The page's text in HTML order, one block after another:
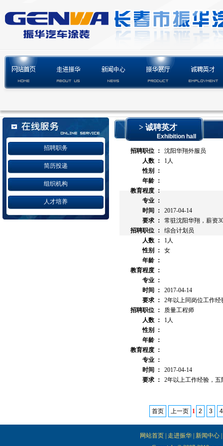
招聘职务
简历投递
组织机构
人才培养
> 诚聘英才
Exhibition hall
招聘职位 ：
沈阳华翔外服员
人数 ：
1人
性别 ：
年龄 ：
教育程度 ：
专业 ：
时间 ：
2017-04-14
要求 ：
常驻沈阳华翔，薪资
招聘职位 ：
综合计划员
人数 ：
1人
性别 ：
女
年龄 ：
教育程度 ：
专业 ：
时间 ：
2017-04-14
要求 ：
2年以上同岗位工作经
招聘职位 ：
质量工程师
人数 ：
1人
性别 ：
年龄 ：
教育程度 ：
专业 ：
时间 ：
2017-04-14
要求 ：
2年以上工作经验，五
首页 上一页 1 2 3 4
网站首页 走进振华 新闻中心